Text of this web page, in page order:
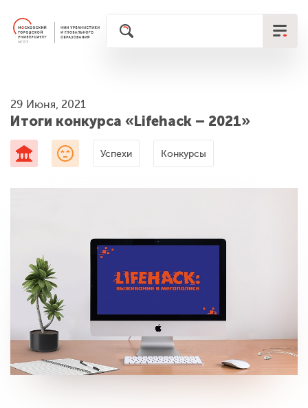
29 Июня, 2021
Итоги конкурса «Lifehack – 2021»
Успехи Конкурсы